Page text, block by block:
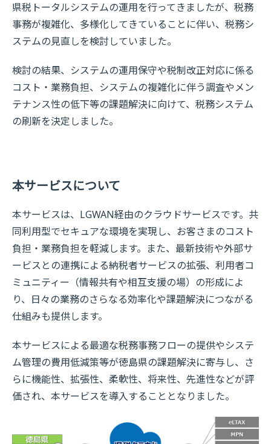
県税トータルシステムの運用を行ってきましたが、税務
事務が複雑化、多様化してきていることに伴い、税務シ
ステムの見直しを検討していました。
検討の結果、システムの運用保守や税制改正対応に係る
コスト・業務負担、システムの複雑化に伴う調査やメン
テナンス性の低下等の課題解決に向けて、税務システム
の刷新を決定しました。
本サービスについて
本サービスは、LGWAN経由のクラウドサービスです。共
同利用型でセキュアな環境を実現し、お客さまのコスト
負担・業務負担を軽減します。また、最新技術や外部サ
ービスとの連携による納税者サービスの拡張、利用者コ
ミュニティー（情報共有や相互支援の場）の形成によ
り、日々の業務のさらなる効率化や課題解決につながる
仕組みも提供します。
本サービスによる最適な税務事務フローの提供やシステ
ム管理の費用低減策等が徳島県の課題解決に寄与し、さ
らに機能性、拡張性、柔軟性、将来性、先進性などが評
価され、本サービスを導入することとなりました。